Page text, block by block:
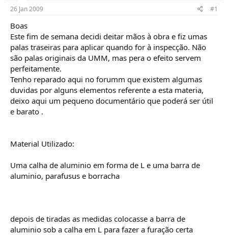
d
o
r
d
e
T
ó
p
i
c
o
s
i
c
i
o
26 Jan 2009 #1
Boas
Este fim de semana decidi deitar mãos à obra e fiz umas
palas traseiras para aplicar quando for à inspecção. Não
são palas originais da UMM, mas pera o efeito servem
perfeitamente.
Tenho reparado aqui no forumm que existem algumas
duvidas por alguns elementos referente a esta materia,
deixo aqui um pequeno documentário que poderá ser útil
e barato .
Material Utilizado:
Uma calha de aluminio em forma de L e uma barra de
aluminio, parafusus e borracha
depois de tiradas as medidas colocasse a barra de
aluminio sob a calha em L para fazer a furação certa